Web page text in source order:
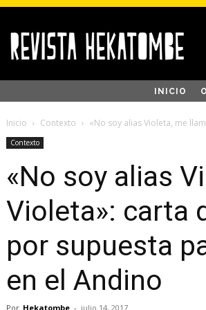
INICIO
Inicio Contexto «No soy alias Violeta, me
Contexto
«No soy alias
Violeta»: carta
por supuesta
en el Andino
Por Hekatombe - julio 14, 2017